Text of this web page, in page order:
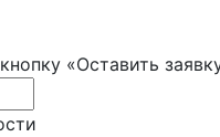
«Оставить